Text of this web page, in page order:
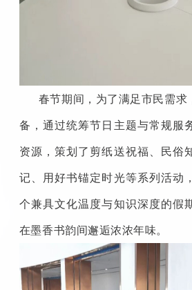
春节期间，为了满足市民需求
备，通过统筹节日主题与常规服
资源，策划了剪纸送祝福、民俗
记、用好书锚定时光等系列活动
个兼具文化温度与知识深度的假
在墨香书韵间邂逅浓浓年味。